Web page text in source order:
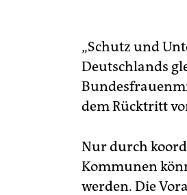
„Schutz und
Deutschlands
dem Rücktritt
Nur durch
Kommunen
werden. Die